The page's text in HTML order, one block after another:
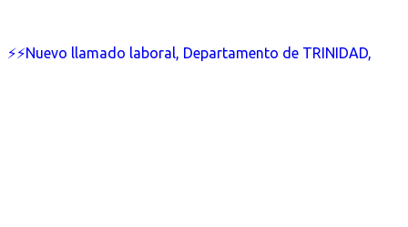
⚡⚡Nuevo llamado laboral, Departamento de TRINIDAD,